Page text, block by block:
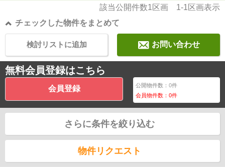
該当公開件数1区画 1-1区画表示
チェックした物件をまとめて
お問い合わせ
検討リストに追加
無料会員登録はこちら
会員登録 公開物件数：0件
会員物件数：0件
さらに条件を絞り込む
物件リクエスト